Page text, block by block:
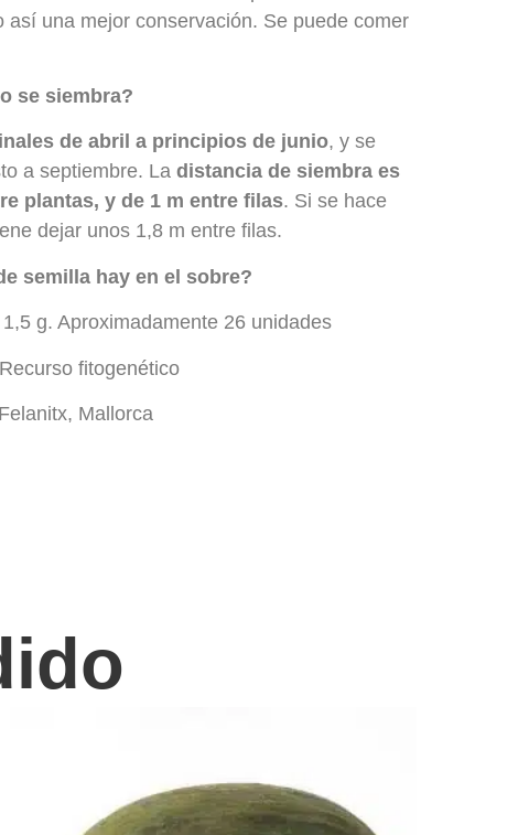
así una mejor conservación. Se puede comer
se siembra?
de abril a principios de junio, y se
a septiembre. La distancia de siembra es
plantas, y de 1 m entre filas. Si se hace
dejar unos 1,8 m entre filas.
semilla hay en el sobre?
1,5 g. Aproximadamente 26 unidades
fitogenético
Mallorca